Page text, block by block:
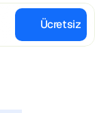
Ücretsiz